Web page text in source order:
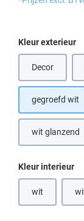
Selecteer
Kleur exterieur
Decor
gegroefd wit
wit glanzend
(Deze
Selecteer
Kleur interieur
wit(Deze optie is